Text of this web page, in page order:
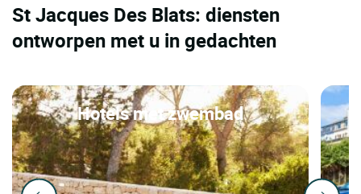
St Jacques Des Blats: diensten
ontworpen met u in gedachten
Hotels met zwembad